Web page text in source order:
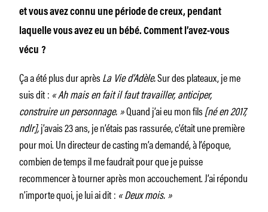
et vous avez connu une période de creux, pendant
laquelle vous avez eu un bébé. Comment l’avez-vous
vécu ?
Ça a été plus dur aprèsLa Vie d’Adèle.Sur des plateaux, je me
suis dit : « Ah mais en fait il faut travailler, anticiper,
construire un personnage. »Quand j’ai eu mon fils[né en 2017,
ndlr],j’avais 23 ans, je n’étais pas rassurée, c’était une première
pour moi. Un direc­teur de casting m’a demandé, à l’époque,
combien de temps il me faudrait pour que je puisse
recommencer à tourner après mon accouchement. J’ai répondu
n’importe quoi, je lui ai dit : « Deux mois. »